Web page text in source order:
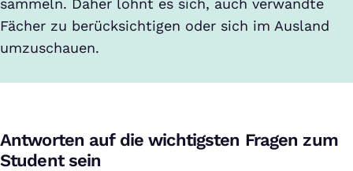
sammeln. Daher lohnt es sich, auch verwandte
Fächer zu berücksichtigen oder sich im Ausland
umzuschauen.
Antworten auf die wichtigsten Fragen zum
Student sein